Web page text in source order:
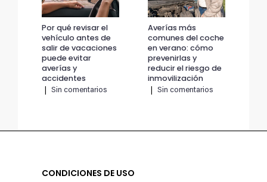
Por qué revisar el
vehículo antes de
salir de vacaciones
puede evitar
averías y
accidentes
Sin comentarios
Averías más
comunes del coche
en verano: cómo
prevenirlas y
reducir el riesgo de
inmovilización
Sin comentarios
CONDICIONES DE USO